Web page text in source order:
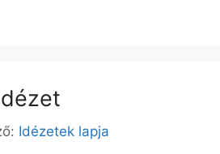
Idézetek lapja